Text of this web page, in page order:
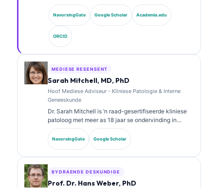
ondervinding in laboratoriumgeneeskunde en KI-
ondersteunde kliniese analise. As Hoof Mediese
Beampte by Kantesti AI verskaf hy kliniese toesig oor
die mediese akkuraatheid van die eie neurale
netwerk. Dr. Klein het uitgebreid gepubliseer oor
biomerkeraanpassing en laboratoriumdiagnostiek oor
laboratoriumgeneeskunde-onderwerpe.
NavorsingGate Google Scholar Academia.edu
ORCID
MEDIESE RESENSENT
Sarah Mitchell, MD, PhD
Hoof Mediese Adviseur - Kliniese Patologie & Interne
Geneeskunde
Dr. Sarah Mitchell is ’n raad-gesertifiseerde kliniese
patoloog met meer as 18 jaar se ondervinding in
laboratoriumgeneeskunde en diagnostiese analise.
Sy het spesialissertifisering in kliniese chemie en het
uitgebreid gepubliseer oor biomerkerpanele en
NavorsingGate Google Scholar
BYDRAENDE DESKUNDIGE
Prof. Dr. Hans Weber, PhD